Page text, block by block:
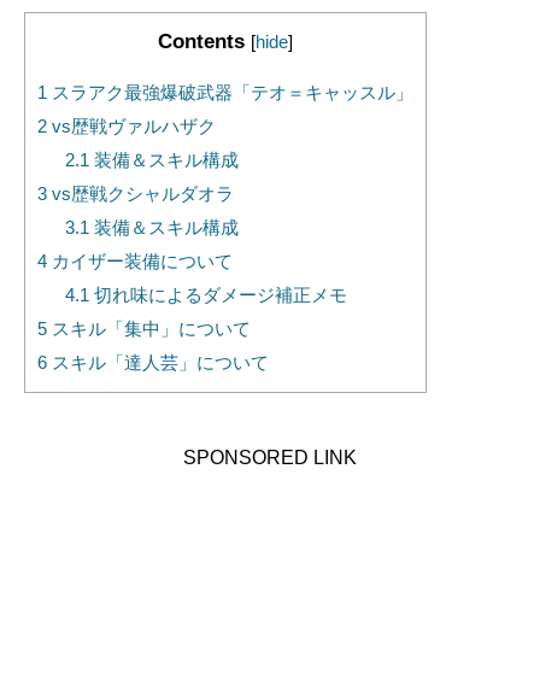
Contents [hide]
1 スラアク最強爆破武器「テオ＝キャッスル」
2 vs歴戦ヴァルハザク
2.1 装備＆スキル構成
3 vs歴戦クシャルダオラ
3.1 装備＆スキル構成
4 カイザー装備について
4.1 切れ味によるダメージ補正メモ
5 スキル「集中」について
6 スキル「達人芸」について
SPONSORED LINK